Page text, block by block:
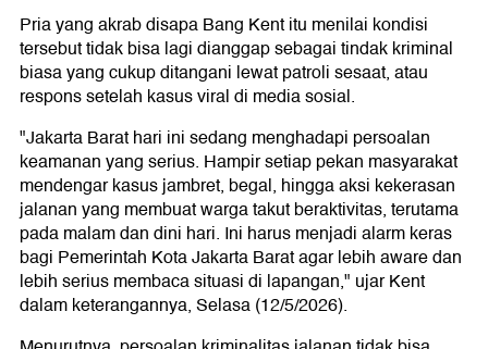
Pria yang akrab disapa Bang Kent itu menilai kondisi
tersebut tidak bisa lagi dianggap sebagai tindak kriminal
biasa yang cukup ditangani lewat patroli sesaat, atau
respons setelah kasus viral di media sosial.
"Jakarta Barat hari ini sedang menghadapi persoalan
keamanan yang serius. Hampir setiap pekan masyarakat
mendengar kasus jambret, begal, hingga aksi kekerasan
jalanan yang membuat warga takut beraktivitas, terutama
pada malam dan dini hari. Ini harus menjadi alarm keras
bagi Pemerintah Kota Jakarta Barat agar lebih aware dan
lebih serius membaca situasi di lapangan," ujar Kent
dalam keterangannya, Selasa (12/5/2026).